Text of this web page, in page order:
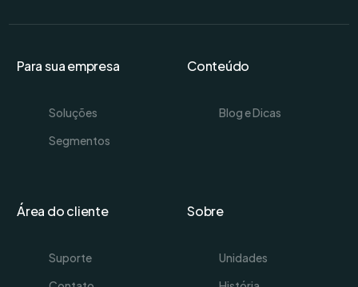
Para sua empresa
Soluções
Segmentos
Conteúdo
Blog e Dicas
Área do cliente
Suporte
Sobre
Unidades